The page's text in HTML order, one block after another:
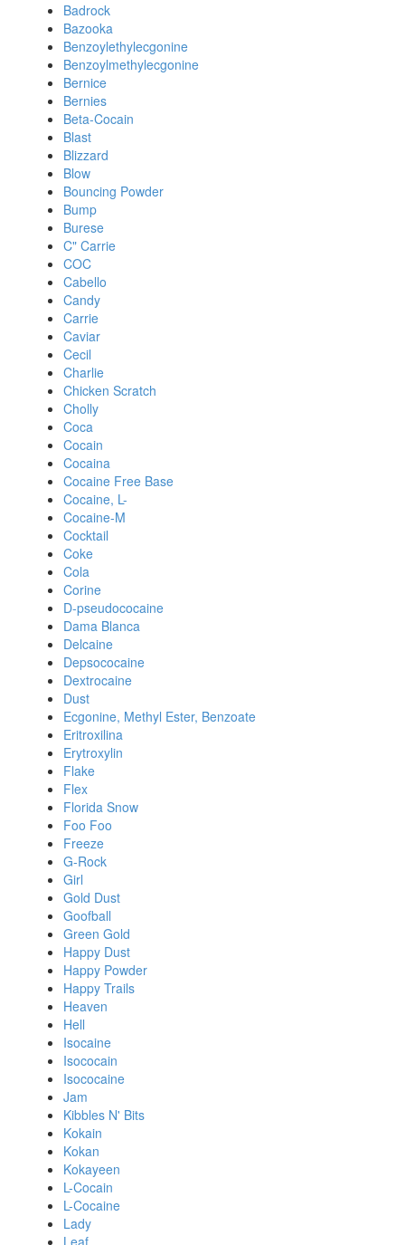
Badrock
Bazooka
Benzoylethylecgonine
Benzoylmethylecgonine
Bernice
Bernies
Beta-Cocain
Blast
Blizzard
Blow
Bouncing Powder
Bump
Burese
C" Carrie
COC
Cabello
Candy
Carrie
Caviar
Cecil
Charlie
Chicken Scratch
Cholly
Coca
Cocain
Cocaina
Cocaine Free Base
Cocaine, L-
Cocaine-M
Cocktail
Coke
Cola
Corine
D-pseudococaine
Dama Blanca
Delcaine
Depsococaine
Dextrocaine
Dust
Ecgonine, Methyl Ester, Benzoate
Eritroxilina
Erytroxylin
Flake
Flex
Florida Snow
Foo Foo
Freeze
G-Rock
Girl
Gold Dust
Goofball
Green Gold
Happy Dust
Happy Powder
Happy Trails
Heaven
Hell
Isocaine
Isococain
Isococaine
Jam
Kibbles N' Bits
Kokain
Kokan
Kokayeen
L-Cocain
L-Cocaine
Lady
Leaf